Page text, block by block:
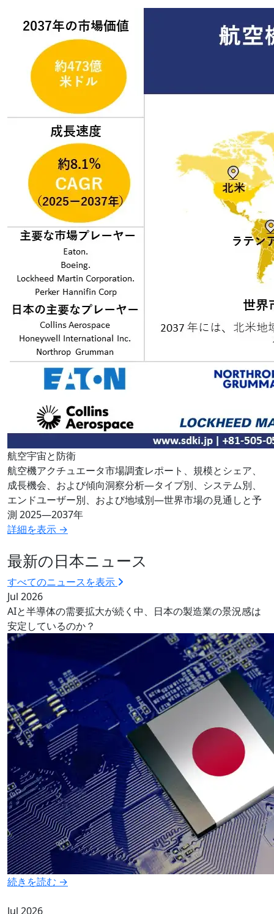
航空宇宙と防衛
航空機アクチュエータ市場調査レポート、規模とシェア、
成長機会、および傾向洞察分析―タイプ別、システム別、
エンドユーザー別、および地域別―世界市場の見通しと予
測 2025―2037年
詳細を表示 →
最新の日本ニュース
すべてのニュースを表示
Jul 2026
AIと半導体の需要拡大が続く中、日本の製造業の景況感は
安定しているのか？
続きを読む →
Jul 2026